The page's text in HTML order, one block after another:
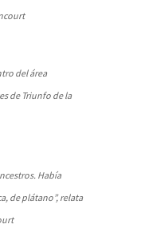
del área
de Triunfo de la
Había
de plátano”, relata